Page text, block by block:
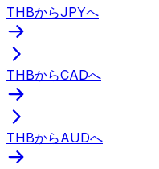
THBからJPYへ
THBからCADへ
THBからAUDへ